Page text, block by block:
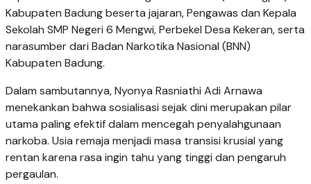
Kabupaten Badung beserta jajaran, Pengawas dan Kepala
Sekolah SMP Negeri 6 Mengwi, Perbekel Desa Kekeran, serta
narasumber dari Badan Narkotika Nasional (BNN)
Kabupaten Badung.
Dalam sambutannya, Nyonya Rasniathi Adi Arnawa
menekankan bahwa sosialisasi sejak dini merupakan pilar
utama paling efektif dalam mencegah penyalahgunaan
narkoba. Usia remaja menjadi masa transisi krusial yang
rentan karena rasa ingin tahu yang tinggi dan pengaruh
pergaulan.